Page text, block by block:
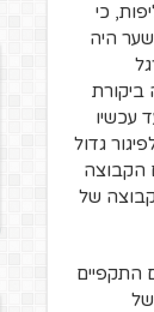
כי
היה
עכשיו
גדול
הקבוצה
של
התקפיים
של